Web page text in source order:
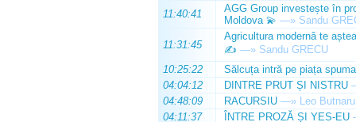
11:40:41
AGG Group investește în
Moldova 💫 —» Sandu
11:31:45
Agricultura modernă te
✍️ —» Sandu GRECU
10:25:22
Sălcuța intră pe piața
04:04:12
DINTRE PRUT ȘI NISTRU
04:48:09
RACURSIU —» Leo Butnaru
04:11:37
ÎNTRE PROZĂ ȘI YES-EU